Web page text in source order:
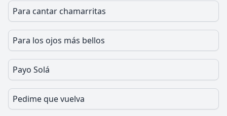
Para cantar chamarritas
Para los ojos más bellos
Payo Solá
Pedime que vuelva